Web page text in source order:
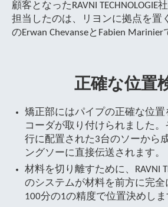
顧客となったRAVNI
担当したのは、リヨンに拠点を置
のErwan ChevanseとFabien Marinier
正確な位置
矯正部にはパイプの正確な位置
コーダが取り付けられました
行に配置された3台のソーから
ングソーに直接伝送されます。
材料を切り離すために、RAVNI
のシステムが材料を前方に完全
100分の1の精度で位置決めしま